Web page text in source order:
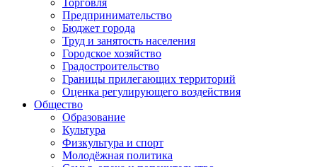
Торговля
Предпринимательство
Бюджет города
Труд и занятость населения
Городское хозяйство
Градостроительство
Границы прилегающих территорий
Оценка регулирующего воздействия
Общество
Образование
Культура
Физкультура и спорт
Молодёжная политика